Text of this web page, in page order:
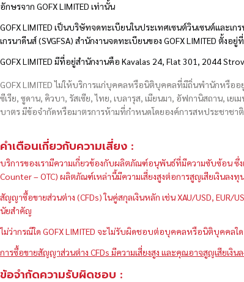
อักษรจาก GOFX LIMITED เท่านั้น
GOFX LIMITED เป็นบริษัทจดทะเบียนในประเทศเซนต์วินเซนต์และเ
เกรนาดีนส์ (SVGFSA) สำนักงานจดทะเบียนของ GOFX LIMITED ตั้
GOFX LIMITED มีที่อยู่สำนักงานคือ Kavalas 24, Flat 301, 2044
GOFX LIMITED ไม่ให้บริการแก่บุคคลหรือนิติบุคคลที่มีถิ่นพำนักหรือ
ซีเรีย, ซูดาน, คิวบา, รัสเซีย, ไทย, เบลารุส, เมียนมา, อัฟกานิสถาน, เย
บาตร มีข้อจำกัดหรือมาตรการห้ามที่กำหนดโดยองค์การสหประชาช
คำเตือนเกี่ยวกับความเสี่ยง :
บริการของเรามีความเกี่ยวข้องกับผลิตภัณฑ์อนุพันธ์ที่มีความซับซ้อน ซึ่
Counter – OTC) ผลิตภัณฑ์เหล่านี้มีความเสี่ยงสูงต่อการสูญเสียเงินล
สัญญาซื้อขายส่วนต่าง (CFDs) ในคู่สกุลเงินหลัก เช่น XAU/USD, EUR/
นัยสำคัญ
ไม่ว่ากรณีใด GOFX LIMITED จะไม่รับผิดชอบต่อบุคคลหรือนิติบุคคลใ
การซื้อขายสัญญาส่วนต่าง CFDs มีความเสี่ยงสูง และคุณอาจสูญเสียเงิ
ข้อจำกัดความรับผิดชอบ :